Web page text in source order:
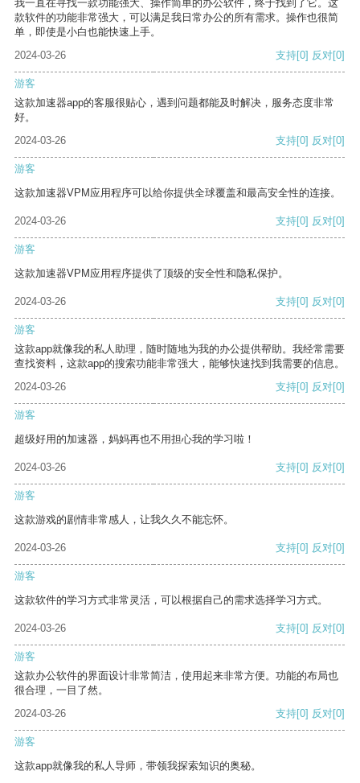
我一直在寻找一款功能强大、操作简单的办公软件，终于找到了它。这
款软件的功能非常强大，可以满足我日常办公的所有需求。操作也很简
单，即使是小白也能快速上手。
2024-03-26
支持[0] 反对[0]
游客
这款加速器app的客服很贴心，遇到问题都能及时解决，服务态度非常
好。
2024-03-26
支持[0] 反对[0]
游客
这款加速器VPM应用程序可以给你提供全球覆盖和最高安全性的连接。
2024-03-26 支持[0] 反对[0]
游客
这款加速器VPM应用程序提供了顶级的安全性和隐私保护。
2024-03-26 支持[0] 反对[0]
游客
这款app就像我的私人助理，随时随地为我的办公提供帮助。我经常需要
查找资料，这款app的搜索功能非常强大，能够快速找到我需要的信息。
2024-03-26
支持[0] 反对[0]
游客
超级好用的加速器，妈妈再也不用担心我的学习啦！
2024-03-26 支持[0] 反对[0]
游客
这款游戏的剧情非常感人，让我久久不能忘怀。
2024-03-26 支持[0] 反对[0]
游客
这款软件的学习方式非常灵活，可以根据自己的需求选择学习方式。
2024-03-26 支持[0] 反对[0]
游客
这款办公软件的界面设计非常简洁，使用起来非常方便。功能的布局也
很合理，一目了然。
2024-03-26
支持[0] 反对[0]
游客
这款app就像我的私人导师，带领我探索知识的奥秘。